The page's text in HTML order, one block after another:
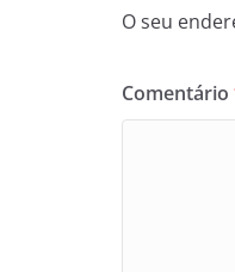
O seu
Comentário